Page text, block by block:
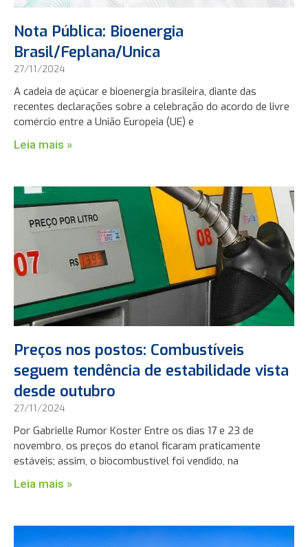
Nota Pública: Bioenergia
Brasil/Feplana/Unica
27/11/2024
A cadeia de açúcar e bioenergia brasileira, diante das
recentes declarações sobre a celebração do acordo de livre
comércio entre a União Europeia (UE) e
Leia mais »
Preços nos postos: Combustíveis
seguem tendência de estabilidade vista
desde outubro
27/11/2024
Por Gabrielle Rumor Koster Entre os dias 17 e 23 de
novembro, os preços do etanol ficaram praticamente
estáveis; assim, o biocombustível foi vendido, na
Leia mais »